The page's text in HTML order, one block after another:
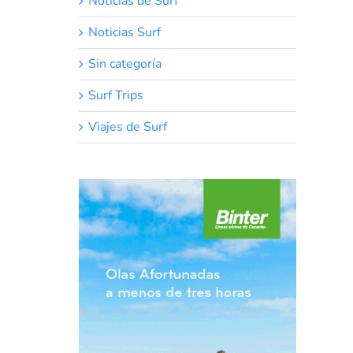
Noticias Surf
Sin categoría
Surf Trips
Viajes de Surf